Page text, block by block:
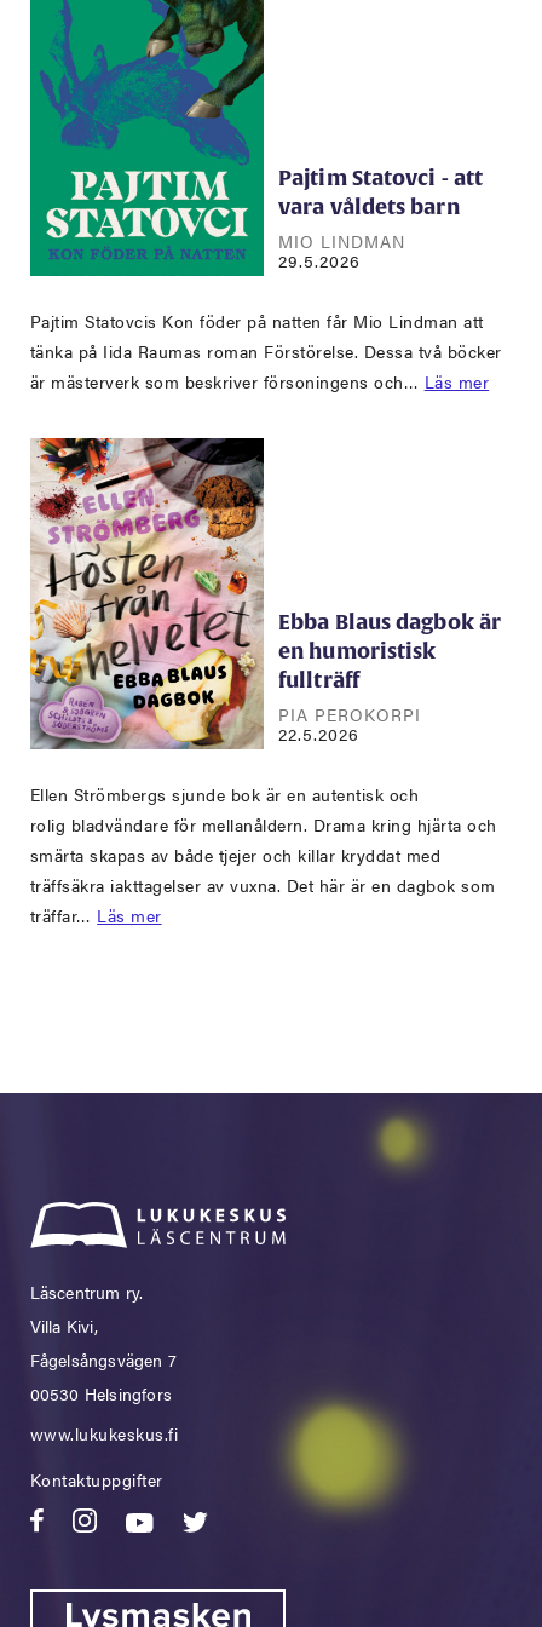
Pajtim Statovci - att
vara våldets barn
MIO LINDMAN
29.5.2026
Pajtim Statovcis Kon föder på natten får Mio Lindman att
tänka på Iida Raumas roman Förstörelse. Dessa två böcker
är mästerverk som beskriver försoningens och… Läs mer
Ebba Blaus dagbok är
en humoristisk
fullträff
PIA PEROKORPI
22.5.2026
Ellen Strömbergs sjunde bok är en autentisk och
rolig bladvändare för mellanåldern. Drama kring hjärta och
smärta skapas av både tjejer och killar kryddat med
träffsäkra iakttagelser av vuxna. Det här är en dagbok som
träffar… Läs mer
Läscentrum ry.
Villa Kivi,
Fågelsångsvägen 7
00530 Helsingfors
www.lukukeskus.fi
Kontaktuppgifter